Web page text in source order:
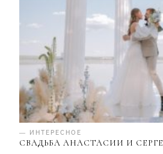
— ИНТЕРЕСНОЕ
СВАДЬБА АНАСТАСИИ И